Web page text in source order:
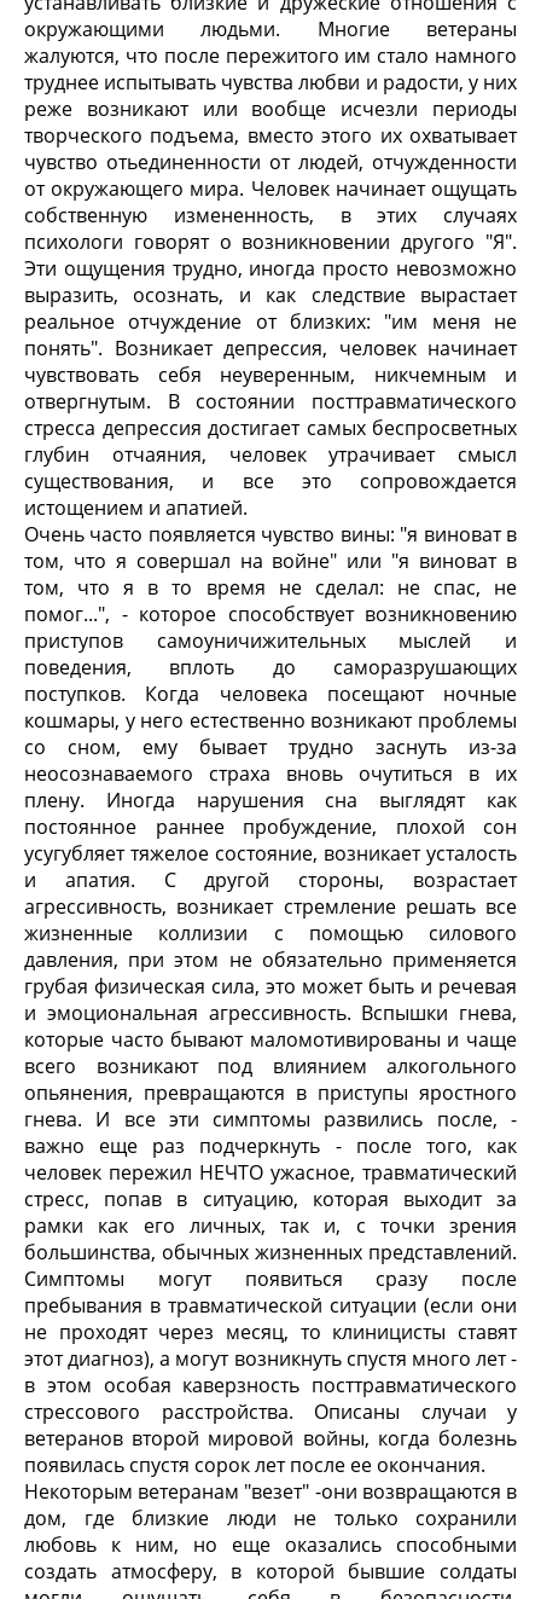
окружающими людьми. Многие ветераны
жалуются, что после пережитого им стало намного
труднее испытывать чувства любви и радости, у них
реже возникают или вообще исчезли периоды
творческого подъема, вместо этого их охватывает
чувство отьединенности от людей, отчужденности
от окружающего мира. Человек начинает ощущать
собственную измененность, в этих случаях
психологи говорят о возникновении другого "Я".
Эти ощущения трудно, иногда просто невозможно
выразить, осознать, и как следствие вырастает
реальное отчуждение от близких: "им меня не
понять". Возникает депрессия, человек начинает
чувствовать себя неуверенным, никчемным и
отвергнутым. В состоянии посттравматического
стресса депрессия достигает самых беспросветных
глубин отчаяния, человек утрачивает смысл
существования, и все это сопровождается
истощением и апатией.
Очень часто появляется чувство вины: "я виноват в
том, что я совершал на войне" или "я виноват в
том, что я в то время не сделал: не спас, не
помог...", - которое способствует возникновению
приступов самоуничижительных мыслей и
поведения, вплоть до саморазрушающих
поступков. Когда человека посещают ночные
кошмары, у него естественно возникают проблемы
со сном, ему бывает трудно заснуть из-за
неосознаваемого страха вновь очутиться в их
плену. Иногда нарушения сна выглядят как
постоянное раннее пробуждение, плохой сон
усугубляет тяжелое состояние, возникает усталость
и апатия. С другой стороны, возрастает
агрессивность, возникает стремление решать все
жизненные коллизии с помощью силового
давления, при этом не обязательно применяется
грубая физическая сила, это может быть и речевая
и эмоциональная агрессивность. Вспышки гнева,
которые часто бывают маломотивированы и чаще
всего возникают под влиянием алкогольного
опьянения, превращаются в приступы яростного
гнева. И все эти симптомы развились после, -
важно еще раз подчеркнуть - после того, как
человек пережил НЕЧТО ужасное, травматический
стресс, попав в ситуацию, которая выходит за
рамки как его личных, так и, с точки зрения
большинства, обычных жизненных представлений.
Симптомы могут появиться сразу после
пребывания в травматической ситуации (если они
не проходят через месяц, то клиницисты ставят
этот диагноз), а могут возникнуть спустя много лет -
в этом особая каверзность посттравматического
стрессового расстройства. Описаны случаи у
ветеранов второй мировой войны, когда болезнь
появилась спустя сорок лет после ее окончания.
Некоторым ветеранам "везет" -они возвращаются в
дом, где близкие люди не только сохранили
любовь к ним, но еще оказались способными
создать атмосферу, в которой бывшие солдаты